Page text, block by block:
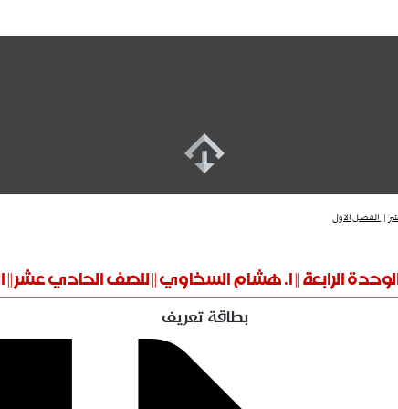
|| الفصل الاول
الوحدة الرابعة || ا. هشام السخاوي || للصف الحادي عشر ||
بطاقة تعريف